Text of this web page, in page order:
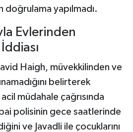
doğrulama yapılmadı.
Evlerinden
Haigh, müvekkilinden ve
belirterek
müdahale çağrısında
polisinin gece saatlerinde
ve Javadli ile çocuklarını